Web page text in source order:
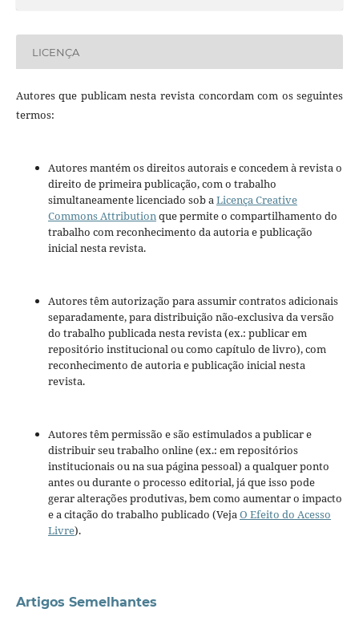
LICENÇA
Autores que publicam nesta revista concordam com os seguintes
termos:
Autores mantém os direitos autorais e concedem à revista o
direito de primeira publicação, com o trabalho
simultaneamente licenciado sob a Licença Creative
Commons Attribution que permite o compartilhamento do
trabalho com reconhecimento da autoria e publicação
inicial nesta revista.
Autores têm autorização para assumir contratos adicionais
separadamente, para distribuição não-exclusiva da versão
do trabalho publicada nesta revista (ex.: publicar em
repositório institucional ou como capítulo de livro), com
reconhecimento de autoria e publicação inicial nesta
revista.
Autores têm permissão e são estimulados a publicar e
distribuir seu trabalho online (ex.: em repositórios
institucionais ou na sua página pessoal) a qualquer ponto
antes ou durante o processo editorial, já que isso pode
gerar alterações produtivas, bem como aumentar o impacto
e a citação do trabalho publicado (Veja O Efeito do Acesso
Livre).
Artigos Semelhantes